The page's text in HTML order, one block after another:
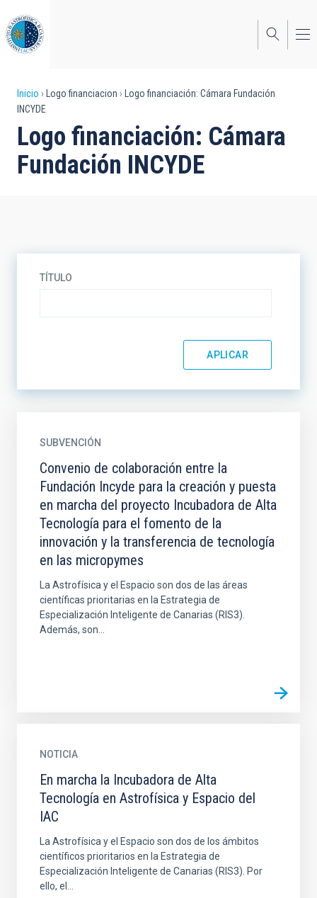
al
contenido
principal
Sobrescribir
enlaces
de
ayuda
Inicio Logo financiacion
Logo financiación: Cámara Fundación
INCYDE
Logo financiación: Cámara
Fundación INCYDE
TÍTULO
SUBVENCIÓN
Convenio de colaboración entre la
Fundación Incyde para la creación y puesta
en marcha del proyecto Incubadora de Alta
Tecnología para el fomento de la
innovación y la transferencia de tecnología
en las micropymes
La Astrofísica y el Espacio son dos de las áreas
científicas prioritarias en la Estrategia de
Especialización Inteligente de Canarias (RIS3).
Además, son...
NOTICIA
En marcha la Incubadora de Alta
Tecnología en Astrofísica y Espacio del
IAC
La Astrofísica y el Espacio son dos de los ámbitos
científicos prioritarios en la Estrategia de
Especialización Inteligente de Canarias (RIS3). Por
ello, el...